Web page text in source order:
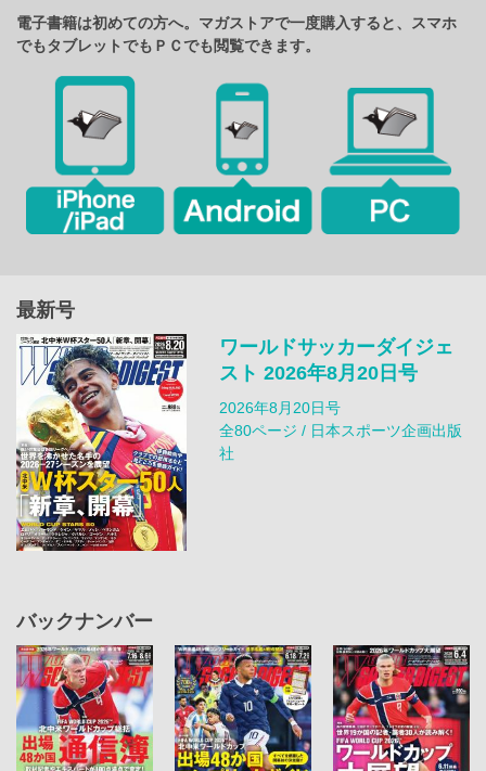
電子書籍は初めての方へ。マガストアで一度購入すると、スマホ
でもタブレットでもＰＣでも閲覧できます。
最新号
ワールドサッカーダイジェ
スト 2026年8月20日号
2026年8月20日号
全80ページ / 日本スポーツ企画出版
社
バックナンバー